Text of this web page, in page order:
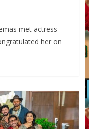
met actress
her on